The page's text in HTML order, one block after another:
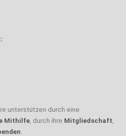
unterstützen durch eine
Mithilfe, durch ihre Mitgliedschaft,
.